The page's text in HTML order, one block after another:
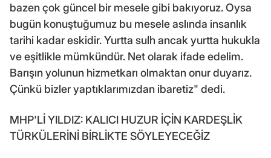
bazen çok güncel bir mesele gibi bakıyoruz. Oysa
bugün konuştuğumuz bu mesele aslında insanlık
tarihi kadar eskidir. Yurtta sulh ancak yurtta hukukla
ve eşitlikle mümkündür. Net olarak ifade edelim.
Barışın yolunun hizmetkarı olmaktan onur duyarız.
Çünkü bizler yaptıklarımızdan ibaretiz" dedi.
MHP'Lİ YILDIZ: KALICI HUZUR İÇİN KARDEŞLİK
TÜRKÜLERİNİ BİRLİKTE SÖYLEYECEĞİZ